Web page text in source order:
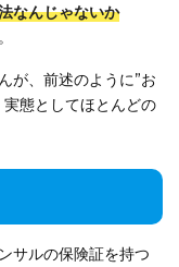
なんじゃないか
。
が、前述のように”お
態としてほとんどの
サルの保険証を持つ